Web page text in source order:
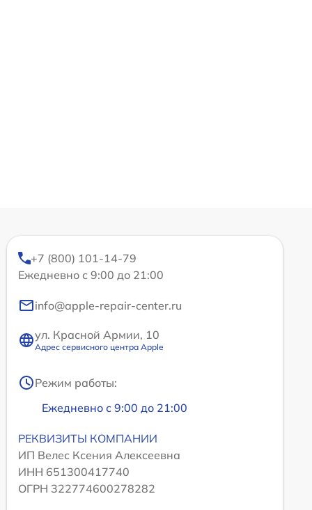
+7 (800) 101-14-79
Ежедневно с 9:00 до 21:00
info@apple-repair-center.ru
ул. Красной Армии, 10
Адрес сервисного центра Apple
Режим работы:
Ежедневно с 9:00 до 21:00
РЕКВИЗИТЫ КОМПАНИИ
ИП Велес Ксения Алексеевна
ИНН 651300417740
ОГРН 322774600278282